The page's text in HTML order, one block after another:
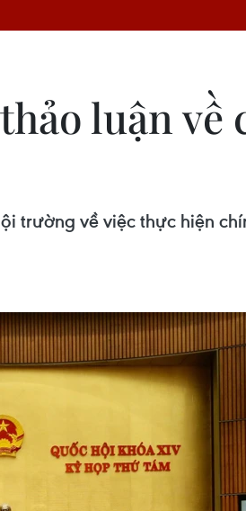
luận về
trường về việc thực hiện